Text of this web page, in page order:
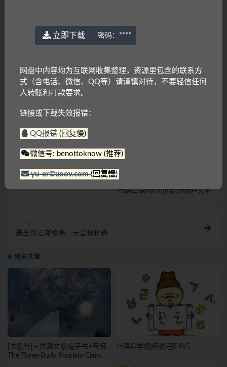
温馨提示1 ：为了网盘内容持续有效，请勿在线解压
文件，甚至可能会产生额外的费用。
里包含的联系方式（含电话、微信、QQ等）请谨慎
对待，不要轻信任何人转账和打款要求。
链接或下载失效报错：
我们都是爱学习的小耳朵，记得收藏我们哟~
韩语口语900句mp3音频+文本
最全俄语变格表、元音弱化表
相关文章
[未删节]三体英文版电子书+音频
The Three-Body Problem Cixin
韩语自学视频教程[F4V]
立即下载 密码： ****
网盘中内容均为互联网收集整理，资源里包含的联系方
式（含电话、微信、QQ等）请谨慎对待，不要轻信任何
人转账和打款要求。
链接或下载失效报错：
QQ报错(回复慢)
微信号: benottoknow (推荐)
yu-er©uoov.com(回复慢)